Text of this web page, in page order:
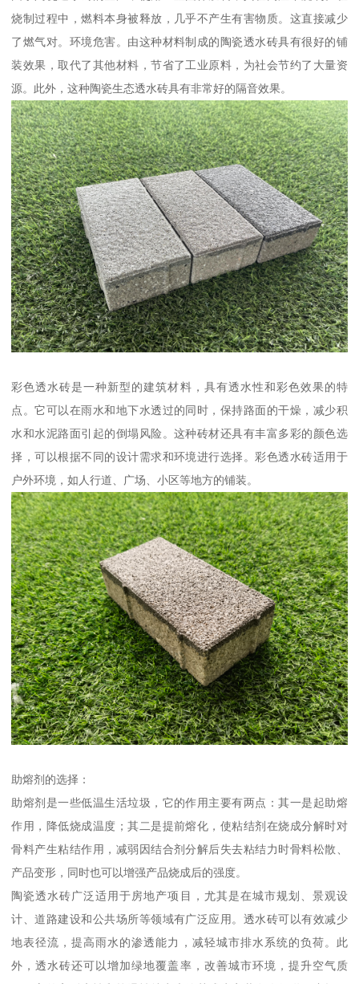
烧制过程中，燃料本身被释放，几乎不产生有害物质。这直接减少
了燃气对。环境危害。由这种材料制成的陶瓷透水砖具有很好的铺
装效果，取代了其他材料，节省了工业原料，为社会节约了大量资
源。此外，这种陶瓷生态透水砖具有非常好的隔音效果。
彩色透水砖是一种新型的建筑材料，具有透水性和彩色效果的特
点。它可以在雨水和地下水透过的同时，保持路面的干燥，减少积
水和水泥路面引起的倒塌风险。这种砖材还具有丰富多彩的颜色选
择，可以根据不同的设计需求和环境进行选择。彩色透水砖适用于
户外环境，如人行道、广场、小区等地方的铺装。
助熔剂的选择：
助熔剂是一些低温生活垃圾，它的作用主要有两点：其一是起助熔
作用，降低烧成温度；其二是提前熔化，使粘结剂在烧成分解时对
骨料产生粘结作用，减弱因结合剂分解后失去粘结力时骨料松散、
产品变形，同时也可以增强产品烧成后的强度。
陶瓷透水砖广泛适用于房地产项目，尤其是在城市规划、景观设
计、道路建设和公共场所等领域有广泛应用。透水砖可以有效减少
地表径流，提高雨水的渗透能力，减轻城市排水系统的负荷。此
外，透水砖还可以增加绿地覆盖率，改善城市环境，提升空气质